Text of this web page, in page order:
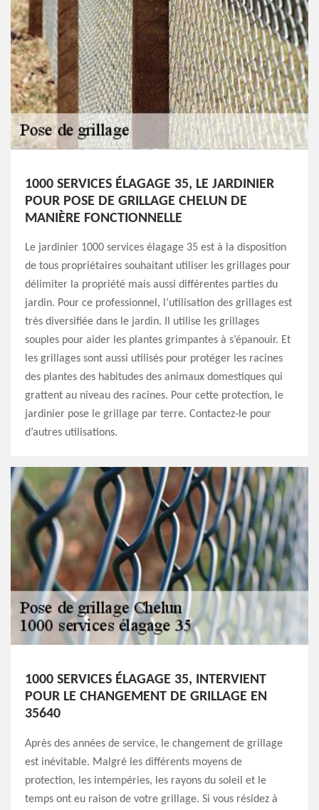
1000 SERVICES ÉLAGAGE 35, LE JARDINIER
POUR POSE DE GRILLAGE CHELUN DE
MANIÈRE FONCTIONNELLE
Le jardinier 1000 services élagage 35 est à la disposition
de tous propriétaires souhaitant utiliser les grillages pour
délimiter la propriété mais aussi différentes parties du
jardin. Pour ce professionnel, l’utilisation des grillages est
très diversifiée dans le jardin. Il utilise les grillages
souples pour aider les plantes grimpantes à s’épanouir. Et
les grillages sont aussi utilisés pour protéger les racines
des plantes des habitudes des animaux domestiques qui
grattent au niveau des racines. Pour cette protection, le
jardinier pose le grillage par terre. Contactez-le pour
d’autres utilisations.
1000 SERVICES ÉLAGAGE 35, INTERVIENT
POUR LE CHANGEMENT DE GRILLAGE EN
35640
Après des années de service, le changement de grillage
est inévitable. Malgré les différents moyens de
protection, les intempéries, les rayons du soleil et le
temps ont eu raison de votre grillage. Si vous résidez à